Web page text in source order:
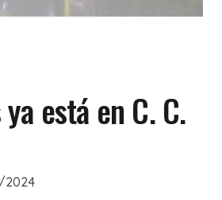
ya está en C. C.